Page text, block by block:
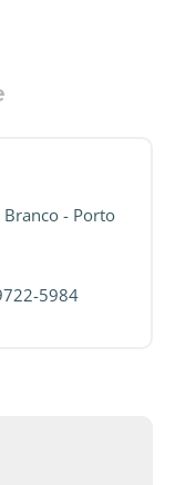
Branco - Porto
5984